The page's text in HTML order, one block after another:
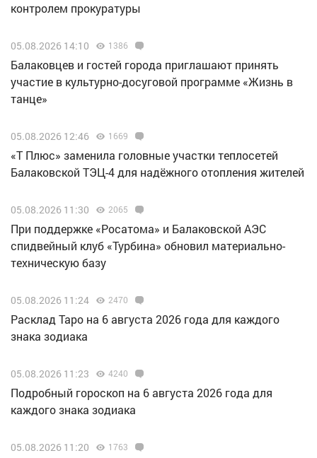
контролем прокуратуры
05.08.2026 14:10 1386
Балаковцев и гостей города приглашают принять
участие в культурно-досуговой программе «Жизнь в
танце»
05.08.2026 12:46 1669
«Т Плюс» заменила головные участки теплосетей
Балаковской ТЭЦ-4 для надёжного отопления жителей
05.08.2026 11:30 2065
При поддержке «Росатома» и Балаковской АЭС
спидвейный клуб «Турбина» обновил материально-
техническую базу
05.08.2026 11:24 2470
Расклад Таро на 6 августа 2026 года для каждого
знака зодиака
05.08.2026 11:23 4240
Подробный гороскоп на 6 августа 2026 года для
каждого знака зодиака
05.08.2026 11:20 1763